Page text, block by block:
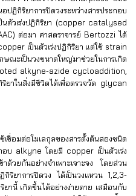
กิริยาการปิดวงระหว่างสารประกอบ
ตัวเร่งปฏิกิริยา (copper catalysed
ต่อมา ศาสตราจารย์ Bertozzi ได้
เป็นตัวเร่งปฏิกิริยา แต่ใช้ strain
ณะเป็นวงขนาดใหญ่มาช่วยในการเกิด
alkyne-azide cycloaddition,
ยาในสิ่งมีชีวิตได้เพื่อตรวจวัด glycan
อมต่อโมเลกุลของสารตั้งต้นสองชนิด
บ alkyne โดยมี copper เป็นตัวเร่ง
ด้วยกันอย่างจำเพาะเจาะจง โดยส่วน
ยาการปิดวง ได้เป็นวงแหวน 1,2,3-
านี้ เกิดขึ้นได้อย่างง่ายดาย เสมือนกับ